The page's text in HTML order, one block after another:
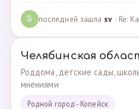
S последней зашла sv· Re: Какое
Челябинская
Роддома, детские сады,
мнениями
Родной город - Копейск